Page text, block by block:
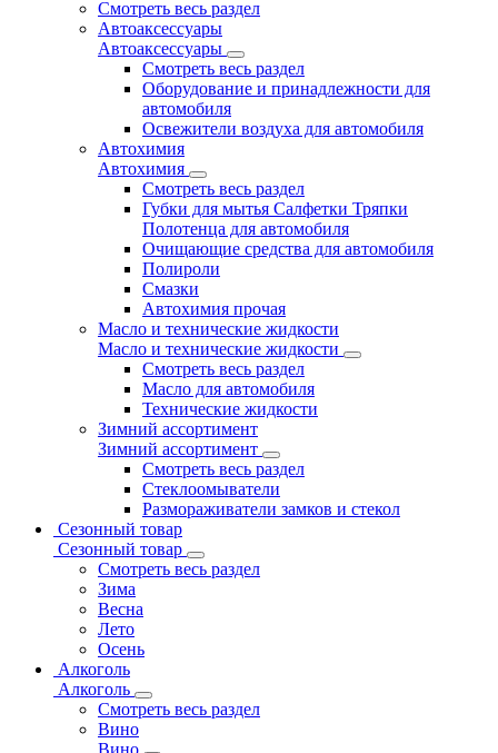
Смотреть весь раздел
Автоаксессуары
Автоаксессуары
Смотреть весь раздел
Оборудование и принадлежности для
автомобиля
Освежители воздуха для автомобиля
Автохимия
Автохимия
Смотреть весь раздел
Губки для мытья Салфетки Тряпки
Полотенца для автомобиля
Очищающие средства для автомобиля
Полироли
Смазки
Автохимия прочая
Масло и технические жидкости
Масло и технические жидкости
Смотреть весь раздел
Масло для автомобиля
Технические жидкости
Зимний ассортимент
Зимний ассортимент
Смотреть весь раздел
Стеклоомыватели
Размораживатели замков и стекол
Сезонный товар
Сезонный товар
Смотреть весь раздел
Зима
Весна
Лето
Осень
Алкоголь
Алкоголь
Смотреть весь раздел
Вино
Вино